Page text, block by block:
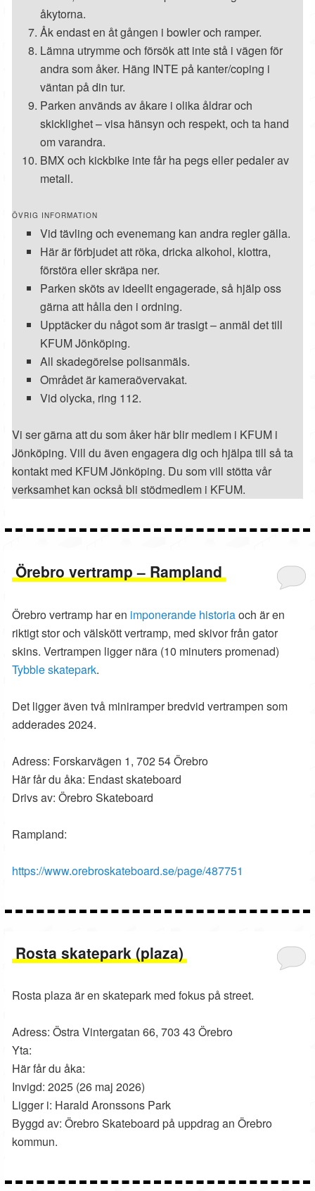
åkytorna.
Åk endast en åt gången i bowler och ramper.
Lämna utrymme och försök att inte stå i vägen för
andra som åker. Häng INTE på kanter/coping i
väntan på din tur.
Parken används av åkare i olika åldrar och
skicklighet – visa hänsyn och respekt, och ta hand
om varandra.
BMX och kickbike inte får ha pegs eller pedaler av
metall.
ÖVRIG INFORMATION
Vid tävling och evenemang kan andra regler gälla.
Här är förbjudet att röka, dricka alkohol, klottra,
förstöra eller skräpa ner.
Parken sköts av ideellt engagerade, så hjälp oss
gärna att hålla den i ordning.
Upptäcker du något som är trasigt – anmäl det till
KFUM Jönköping.
All skadegörelse polisanmäls.
Området är kameraövervakat.
Vid olycka, ring 112.
Vi ser gärna att du som åker här blir medlem i KFUM i
Jönköping. Vill du även engagera dig och hjälpa till så ta
kontakt med KFUM Jönköping. Du som vill stötta vår
verksamhet kan också bli stödmedlem i KFUM.
Örebro vertramp – Rampland
Örebro vertramp har en imponerande historiaoch är en
riktigt stor och välskött vertramp, med skivor från gator
skins. Vertrampen ligger nära (10 minuters promenad)
Tybble skatepark.
Det ligger även två miniramper bredvid vertrampen som
adderades 2024.
Adress: Forskarvägen 1, 702 54 Örebro
Här får du åka: Endast skateboard
Drivs av: Örebro Skateboard
Rampland:
https://www.orebroskateboard.se/page/487751
Rosta skatepark (plaza)
Rosta plaza är en skatepark med fokus på street.
Adress: Östra Vintergatan 66, 703 43 Örebro
Yta:
Här får du åka:
Invigd: 2025 (26 maj 2026)
Ligger i: Harald Aronssons Park
Byggd av: Örebro Skateboard på uppdrag an Örebro
kommun.